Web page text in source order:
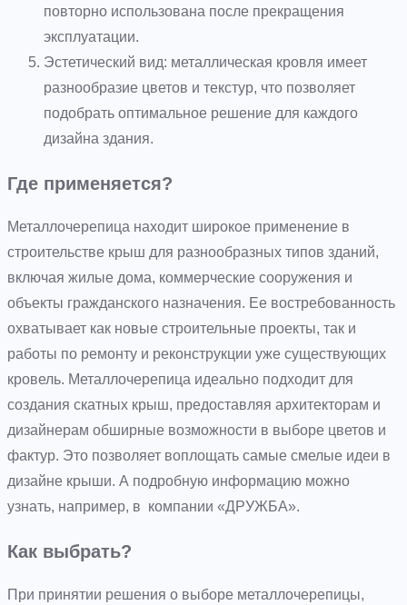
повторно использована после прекращения
эксплуатации.
Эстетический вид: металлическая кровля имеет
разнообразие цветов и текстур, что позволяет
подобрать оптимальное решение для каждого
дизайна здания.
Где применяется?
Металлочерепица находит широкое применение в
строительстве крыш для разнообразных типов зданий,
включая жилые дома, коммерческие сооружения и
объекты гражданского назначения. Ее востребованность
охватывает как новые строительные проекты, так и
работы по ремонту и реконструкции уже существующих
кровель. Металлочерепица идеально подходит для
создания скатных крыш, предоставляя архитекторам и
дизайнерам обширные возможности в выборе цветов и
фактур. Это позволяет воплощать самые смелые идеи в
дизайне крыши. А подробную информацию можно
узнать, например, в компании «ДРУЖБА».
Как выбрать?
При принятии решения о выборе металлочерепицы,